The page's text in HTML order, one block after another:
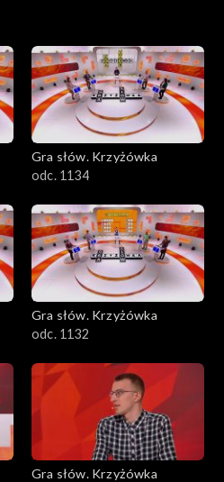
Gra słów. Krzyżówka
odc. 1134
Gra słów. Krzyżówka
odc. 1132
Gra słów. Krzyżówka